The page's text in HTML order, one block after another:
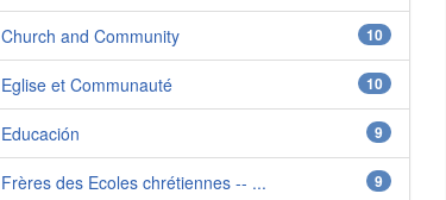
10
Church and Community
10
Eglise et Communauté
9
Educación
9
Frères des Ecoles chrétiennes -- ...